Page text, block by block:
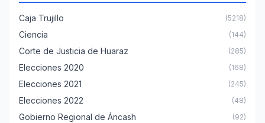
Caja Trujillo (5218)
Ciencia (144)
Corte de Justicia de Huaraz (285)
Elecciones 2020 (168)
Elecciones 2021 (245)
Elecciones 2022 (48)
Gobierno Regional de Áncash (92)